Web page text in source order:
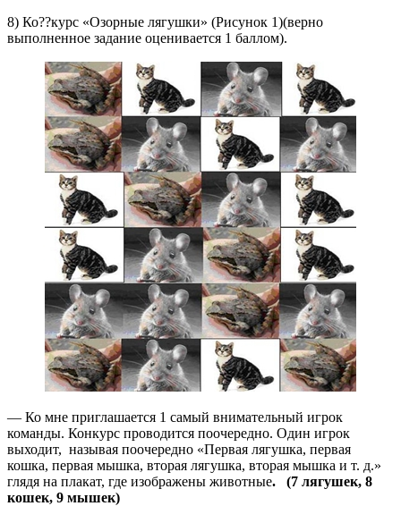
8) Ко??курс «Озорные лягушки» (Рисунок 1)(верно
выполненное задание оценивается 1 баллом).
— Ко мне приглашается 1 самый внимательный игрок
команды. Конкурс проводится поочередно. Один игрок
выходит, называя поочередно «Первая лягушка, первая
кошка, первая мышка, вторая лягушка, вторая мышка и т. д.»
глядя на плакат, где изображены животные. (7 лягушек, 8
кошек, 9 мышек)